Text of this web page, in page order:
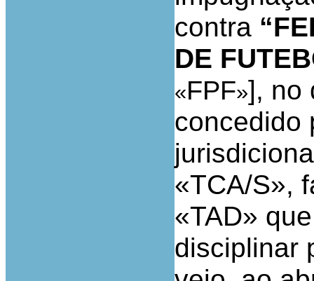
contra
DE
«FPF»], no
concedido
«TCA/S»,
«TAD»
disciplinar